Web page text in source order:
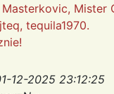
Masterkovic,
tequila1970.
12-2025 23:12:25